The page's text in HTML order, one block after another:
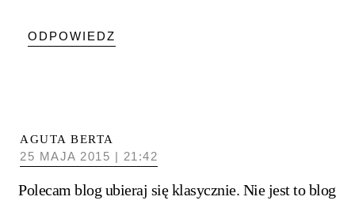
ODPOWIEDZ
AGUTA BERTA
25 MAJA 2015 | 21:42
Polecam blog ubieraj się klasycznie. Nie jest to blog